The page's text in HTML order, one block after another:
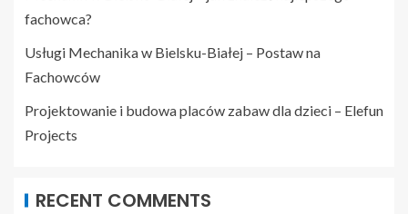
fachowca?
Usługi Mechanika w Bielsku-Białej – Postaw na
Fachowców
Projektowanie i budowa placów zabaw dla dzieci – Elefun
Projects
RECENT COMMENTS